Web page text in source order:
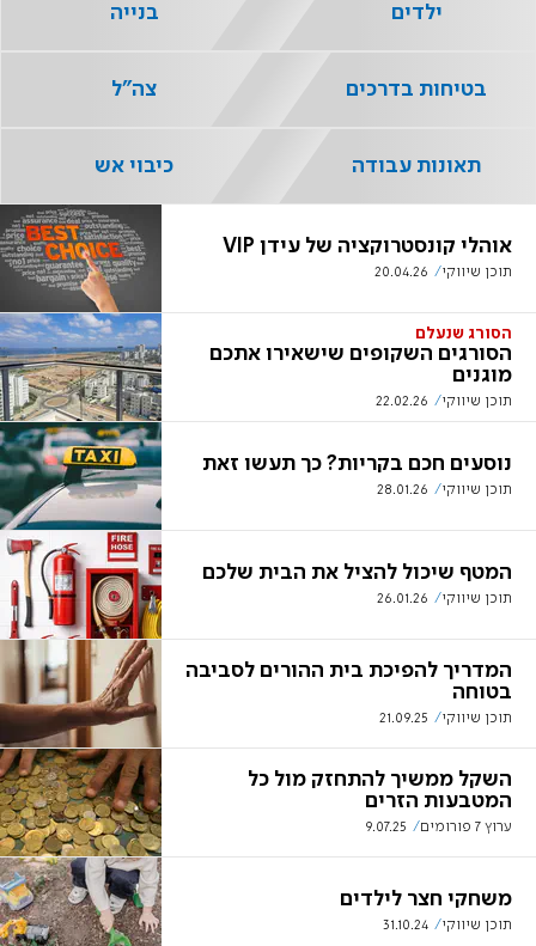
אוהלי קונסטרוקציה של עידן VIP
תוכן שיווקי 20.04.26
הסורג שנעלם
הסורגים השקופים שישאירו אתכם
מוגנים
תוכן שיווקי 22.02.26
נוסעים חכם בקריות? כך תעשו זאת
תוכן שיווקי 28.01.26
המטף שיכול להציל את הבית שלכם
תוכן שיווקי 26.01.26
המדריך להפיכת בית ההורים לסביבה
בטוחה
תוכן שיווקי 21.09.25
השקל ממשיך להתחזק מול כל
המטבעות הזרים
ערוץ 7 פורומים 9.07.25
משחקי חצר לילדים
תוכן שיווקי 31.10.24
ילדים בנייה
בטיחות בדרכים צה"ל
תאונות עבודה כיבוי אש